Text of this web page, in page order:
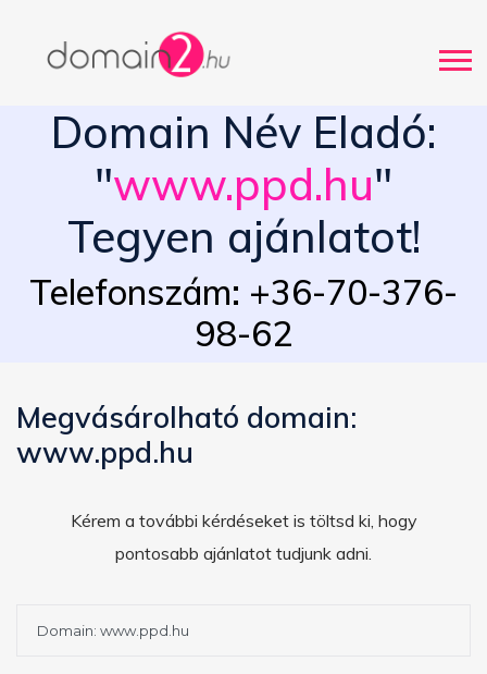
Domain Név Eladó:
"www.ppd.hu"
Tegyen ajánlatot!
Telefonszám: +36-70-376-
98-62
Megvásárolható domain:
www.ppd.hu
Kérem a további kérdéseket is töltsd ki, hogy
pontosabb ajánlatot tudjunk adni.